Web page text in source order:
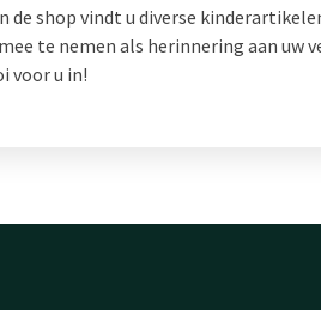
de shop vindt u diverse
te nemen als herinnering aan uw
voor u in!